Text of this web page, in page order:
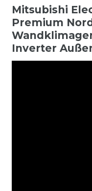
Mitsubishi
Premium
Inverter